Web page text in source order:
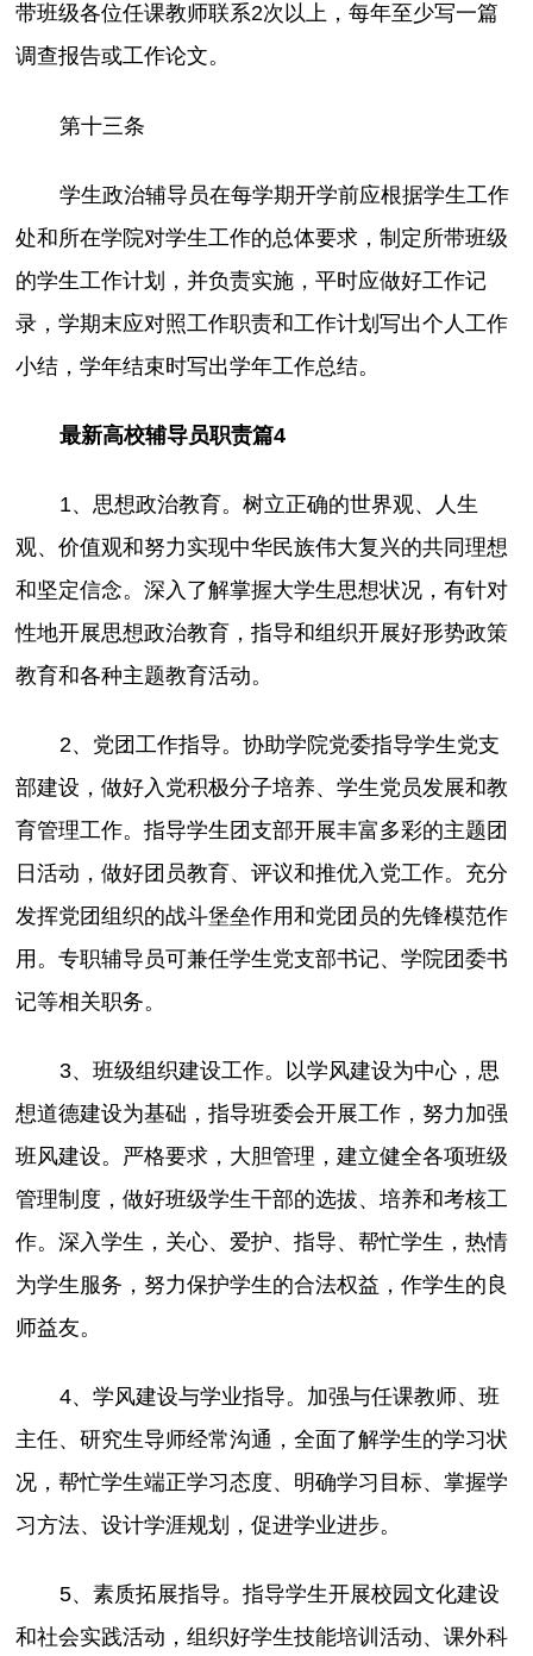
带班级各位任课教师联系2次以上，每年至少写一篇
调查报告或工作论文。
第十三条
学生政治辅导员在每学期开学前应根据学生工作
处和所在学院对学生工作的总体要求，制定所带班级
的学生工作计划，并负责实施，平时应做好工作记
录，学期末应对照工作职责和工作计划写出个人工作
小结，学年结束时写出学年工作总结。
最新高校辅导员职责篇4
1、思想政治教育。树立正确的世界观、人生
观、价值观和努力实现中华民族伟大复兴的共同理想
和坚定信念。深入了解掌握大学生思想状况，有针对
性地开展思想政治教育，指导和组织开展好形势政策
教育和各种主题教育活动。
2、党团工作指导。协助学院党委指导学生党支
部建设，做好入党积极分子培养、学生党员发展和教
育管理工作。指导学生团支部开展丰富多彩的主题团
日活动，做好团员教育、评议和推优入党工作。充分
发挥党团组织的战斗堡垒作用和党团员的先锋模范作
用。专职辅导员可兼任学生党支部书记、学院团委书
记等相关职务。
3、班级组织建设工作。以学风建设为中心，思
想道德建设为基础，指导班委会开展工作，努力加强
班风建设。严格要求，大胆管理，建立健全各项班级
管理制度，做好班级学生干部的选拔、培养和考核工
作。深入学生，关心、爱护、指导、帮忙学生，热情
为学生服务，努力保护学生的合法权益，作学生的良
师益友。
4、学风建设与学业指导。加强与任课教师、班
主任、研究生导师经常沟通，全面了解学生的学习状
况，帮忙学生端正学习态度、明确学习目标、掌握学
习方法、设计学涯规划，促进学业进步。
5、素质拓展指导。指导学生开展校园文化建设
和社会实践活动，组织好学生技能培训活动、课外科